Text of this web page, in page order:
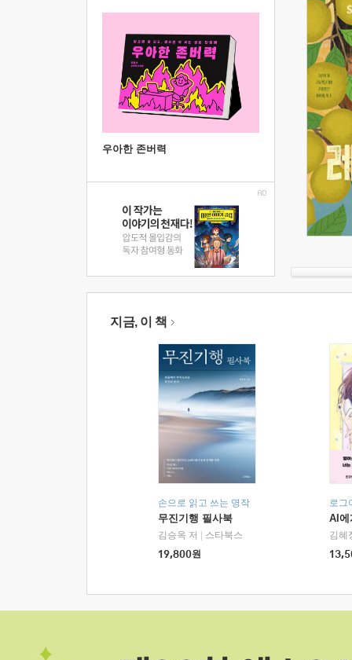
우아한 존버력
지금, 이 책
손으로 읽고 쓰는 명작
무진기행 필사북
김승옥 저
스타북스
19,800원
로그
AI에
김혜